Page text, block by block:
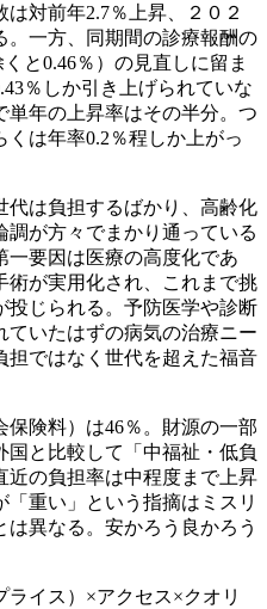
対前年2.7％上昇、２０２
。一方、同期間の診療報酬の
と0.46％）の見直しに留ま
％しか引き上げられていな
単年の上昇率はその半分。つ
は年率0.2％程しか上がっ
は負担するばかり、高齢化
が方々でまかり通っている
一要因は医療の高度化であ
術が実用化され、これまで挑
投じられる。予防医学や診断
いたはずの病気の治療ニー
担ではなく世代を超えた福音
険料）は46％。財源の一部
国と比較して「中福祉・低負
近の負担率は中程度まで上昇
重い」という指摘はミスリ
異なる。安かろう良かろう
イス）×アクセス×クオリ